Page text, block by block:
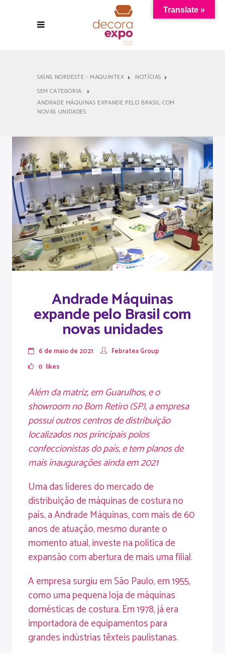
SIGNS NORDESTE - MAQUINTEX
NOTÍCIAS
SEM CATEGORIA
ANDRADE MÁQUINAS EXPANDE PELO BRASIL COM
NOVAS UNIDADES
Andrade Máquinas
expande pelo Brasil com
novas unidades
6 de maio de 2021
Febratex Group
0 likes
Além da matriz, em Guarulhos, e o
showroom no Bom Retiro (SP), a empresa
possui outros centros de distribuição
localizados nos principais polos
confeccionistas do país, e tem planos de
mais inaugurações ainda em 2021
Uma das líderes do mercado de
distribuição de máquinas de costura no
país, a Andrade Máquinas, com mais de 60
anos de atuação, mesmo durante o
momento atual, investe na política de
expansão com abertura de mais uma filial.
A empresa surgiu em São Paulo, em 1955,
como uma pequena loja de máquinas
domésticas de costura. Em 1978, já era
importadora de equipamentos para
grandes indústrias têxteis paulistanas.
Translate »